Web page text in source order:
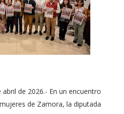
de 2026.- En un encuentro
de Zamora, la diputada